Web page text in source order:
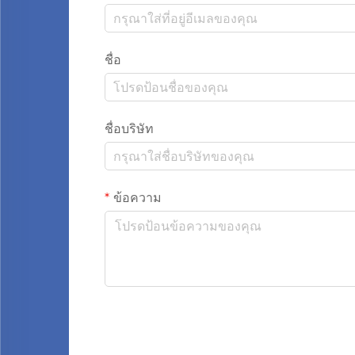
ชื่อ
ชื่อบริษัท
ข้อความ